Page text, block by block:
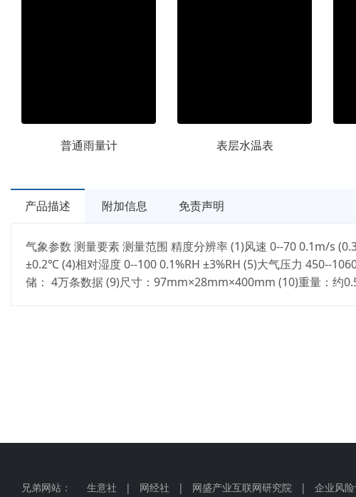
普通雨量计 表层水温表
产品描述 附加信息 免责声明
气象参数 测量要素 测量范围 精度分辨率 (1)风速 0--70 0.1m/s
±0.2℃ (4)相对湿度 0--100 0.1%RH ±3%RH (5)大气压力 450--
储： 4万条数据 (9)尺寸：97mm×28mm×400mm (10)重量：约
兄弟网站： 生意社 | 网经社 | 网盛产业互联网研究院 | 企业风